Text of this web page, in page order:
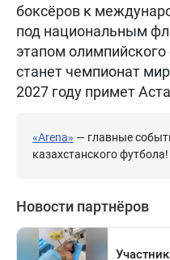
боксёров к
под национальным
этапом
станет чемпионат
2027 году примет
«Arena» — главные
казахстанского футбола!